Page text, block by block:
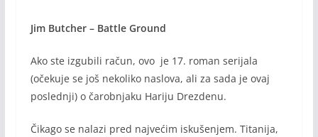
Jim Butcher – Battle Ground
Ako ste izgubili račun, ovo je 17. roman serijala
(očekuje se još nekoliko naslova, ali za sada je ovaj
poslednji) o čarobnjaku Hariju Drezdenu.
Čikago se nalazi pred najvećim iskušenjem. Titanija,